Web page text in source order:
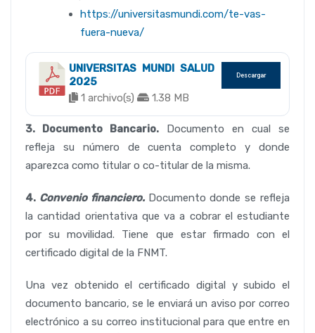
https://universitasmundi.com/te-vas-
fuera-nueva/
UNIVERSITAS MUNDI SALUD
2025
1 archivo(s)
1.38 MB
Descargar
3. Documento Bancario. Documento en cual se
refleja su número de cuenta completo y donde
aparezca como titular o co-titular de la misma.
4. Convenio financiero. Documento donde se refleja
la cantidad orientativa que va a cobrar el estudiante
por su movilidad. Tiene que estar firmado con el
certificado digital de la FNMT.
Una vez obtenido el certificado digital y subido el
documento bancario, se le enviará un aviso por correo
electrónico a su correo institucional para que entre en